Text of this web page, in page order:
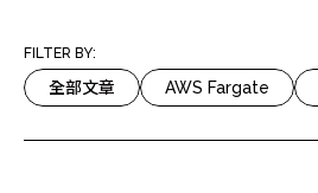
FILTER BY:
全部文章 AWS Fargate